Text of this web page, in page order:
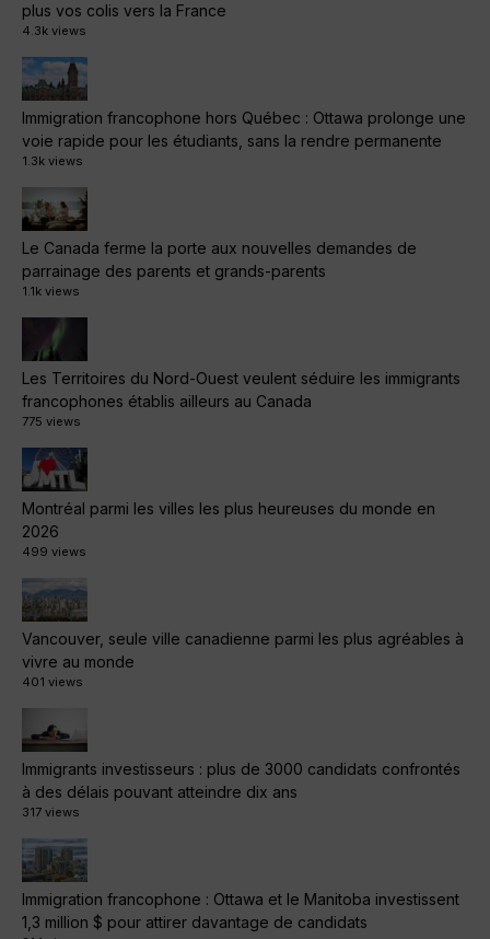
plus vos colis vers la France
4.3k views
Immigration francophone hors Québec : Ottawa prolonge une
voie rapide pour les étudiants, sans la rendre permanente
1.3k views
Le Canada ferme la porte aux nouvelles demandes de
parrainage des parents et grands-parents
1.1k views
Les Territoires du Nord-Ouest veulent séduire les immigrants
francophones établis ailleurs au Canada
775 views
Montréal parmi les villes les plus heureuses du monde en
2026
499 views
Vancouver, seule ville canadienne parmi les plus agréables à
vivre au monde
401 views
Immigrants investisseurs : plus de 3000 candidats confrontés
à des délais pouvant atteindre dix ans
317 views
Immigration francophone : Ottawa et le Manitoba investissent
1,3 million $ pour attirer davantage de candidats